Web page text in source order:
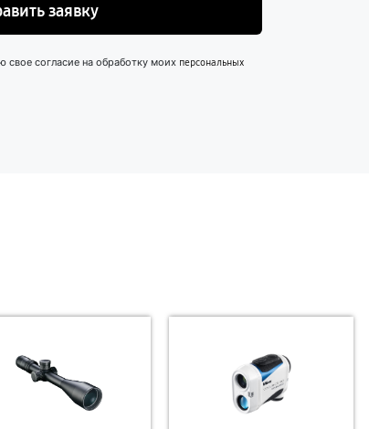
заявку
свое согласие на обработку моих персональных